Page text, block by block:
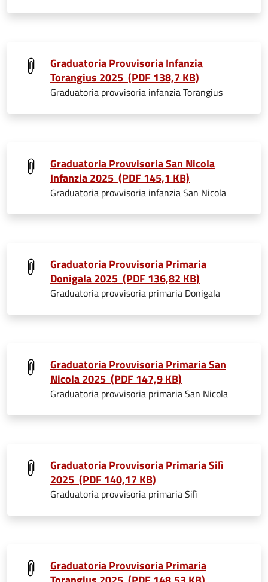
Graduatoria Provvisoria Infanzia
Torangius 2025 (PDF 138,7 KB)
Graduatoria provvisoria infanzia Torangius
Graduatoria Provvisoria San Nicola
Infanzia 2025 (PDF 145,1 KB)
Graduatoria provvisoria infanzia San Nicola
Graduatoria Provvisoria Primaria
Donigala 2025 (PDF 136,82 KB)
Graduatoria provvisoria primaria Donigala
Graduatoria Provvisoria Primaria San
Nicola 2025 (PDF 147,9 KB)
Graduatoria provvisoria primaria San Nicola
Graduatoria Provvisoria Primaria Silì
2025 (PDF 140,17 KB)
Graduatoria provvisoria primaria Silì
Graduatoria Provvisoria Primaria